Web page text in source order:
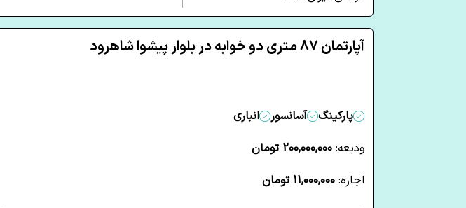
آپارتمان 87 متری دو خوابه در بلوار پیشوا شاهرود
پارکینگ آسانسور
انباری
ودیعه: 200,000,000 تومان
اجاره: 11,000,000 تومان